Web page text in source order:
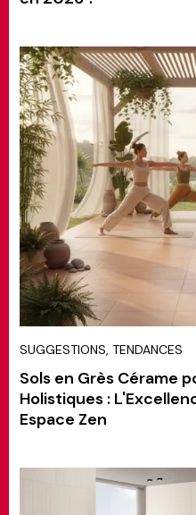
SUGGESTIONS, TENDANCES
Sols en Grès Cérame
Holistiques :
Espace Zen